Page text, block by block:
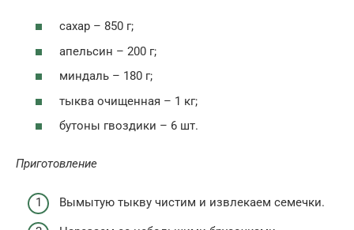
сахар – 850 г;
апельсин – 200 г;
миндаль – 180 г;
тыква очищенная – 1 кг;
бутоны гвоздики – 6 шт.
Приготовление
Вымытую тыкву чистим и извлекаем семечки.